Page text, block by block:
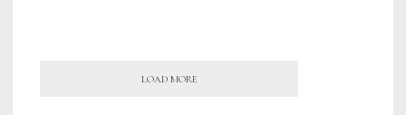
LOAD MORE